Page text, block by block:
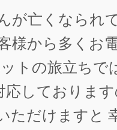
が亡くなられ
様から多くお
トの旅立ちで
応しておりま
ただけますと